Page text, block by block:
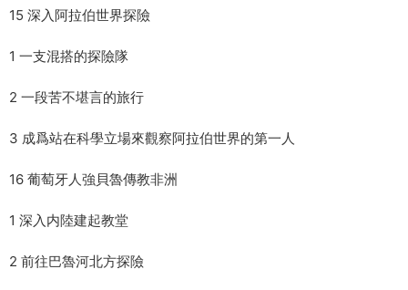
15 深入阿拉伯世界探險
1 一支混搭的探險隊
2 一段苦不堪言的旅行
3 成爲站在科學立場來觀察阿拉伯世界的第一人
16 葡萄牙人強貝魯傳教非洲
1 深入内陸建起教堂
2 前往巴魯河北方探險